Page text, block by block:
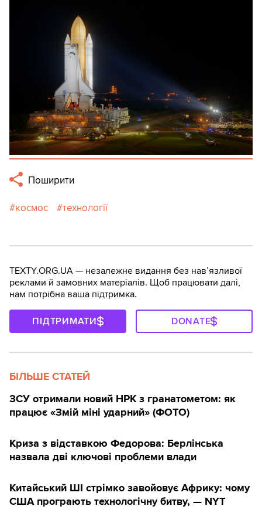
Поширити
космос технології
TEXTY.ORG.UA — незалежне видання без навʼязливої
реклами й замовних матеріалів. Щоб працювати далі,
нам потрібна ваша підтримка.
ПІДТРИМАТИ DONATE
БІЛЬШЕ СТАТЕЙ
ЗСУ отримали новий НРК з гранатометом: як
працює «Змій міні ударний» (ФОТО)
Криза з відставкою Федорова: Берлінська
назвала дві ключові проблеми влади
Китайський ШІ стрімко завойовує Африку: чому
США програють технологічну битву, — NYT